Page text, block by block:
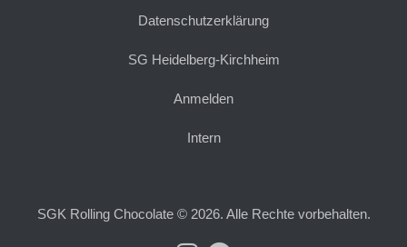
Datenschutzerklärung
SG Heidelberg-Kirchheim
Anmelden
Intern
SGK Rolling Chocolate © 2026. Alle Rechte vorbehalten.